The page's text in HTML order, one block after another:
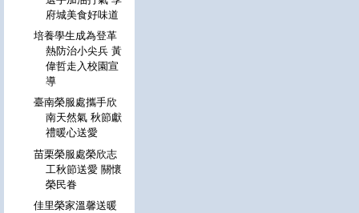
府城美食好味道
培養學生成為登革
熱防治小尖兵 黃
偉哲走入校園宣
導
臺南榮服處攜手欣
南天然氣 秋節獻
禮暖心送愛
苗栗榮服處榮欣志
工秋節送愛 關懷
榮民眷
佳里榮家溫馨送暖